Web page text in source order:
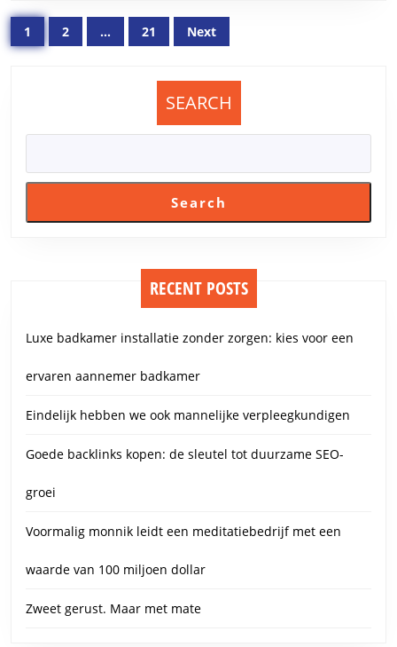
Posts
pagination
1 2 … 21 Next
SEARCH
Search
RECENT POSTS
Luxe badkamer installatie zonder zorgen: kies voor een
ervaren aannemer badkamer
Eindelijk hebben we ook mannelijke verpleegkundigen
Goede backlinks kopen: de sleutel tot duurzame SEO-
groei
Voormalig monnik leidt een meditatiebedrijf met een
waarde van 100 miljoen dollar
Zweet gerust. Maar met mate